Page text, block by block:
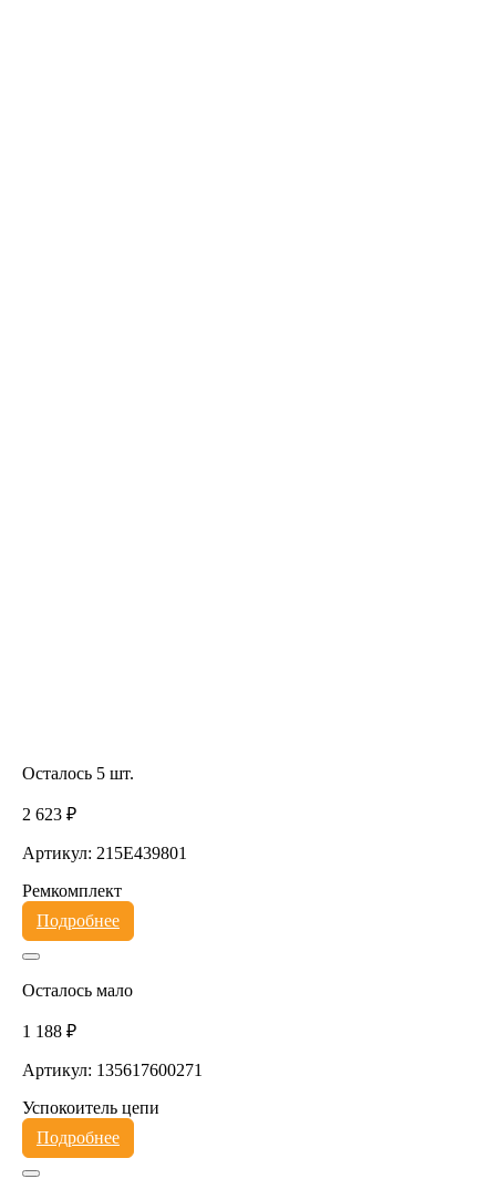
Осталось 5 шт.
2 623 ₽
Артикул: 215E439801
Ремкомплект
Подробнее
Осталось мало
1 188 ₽
Артикул: 135617600271
Успокоитель цепи
Подробнее